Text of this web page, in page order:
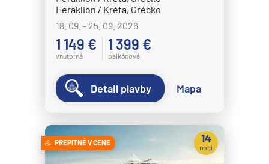
Heraklion / Kréta, Grécko
18. 09. - 25. 09. 2026
1 149 €
vnútorná
1 399 €
balkónová
Detail plavby Mapa
PREPITNÉ V CENE 14
nocí